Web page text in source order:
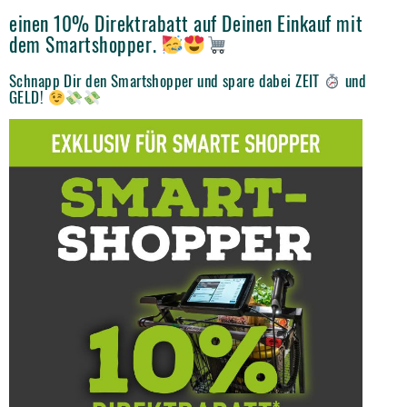
einen 10% Direktrabatt auf Deinen Einkauf mit
dem Smartshopper.
Schnapp Dir den Smartshopper und spare dabei ZEIT und
GELD!